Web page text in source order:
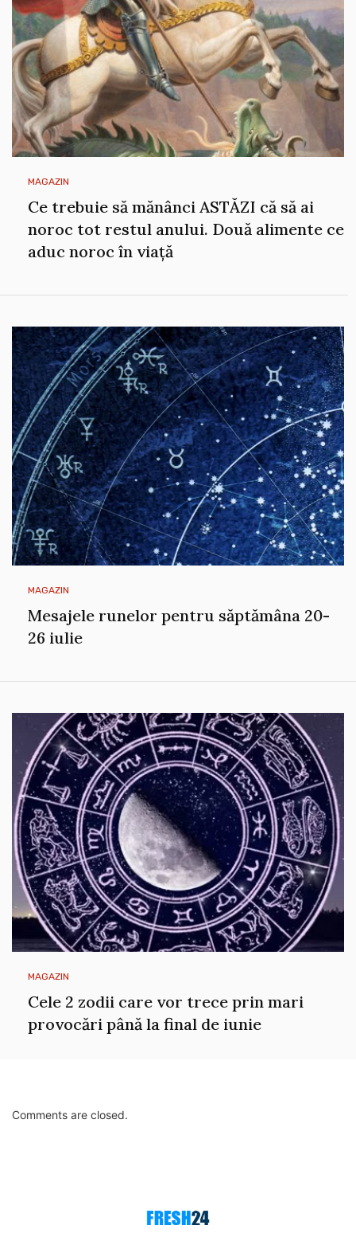
MAGAZIN
Ce trebuie să mănânci ASTĂZI că să ai
noroc tot restul anului. Două alimente ce
aduc noroc în viață
MAGAZIN
Mesajele runelor pentru săptămâna 20-
26 iulie
MAGAZIN
Cele 2 zodii care vor trece prin mari
provocări până la final de iunie
Comments are closed.